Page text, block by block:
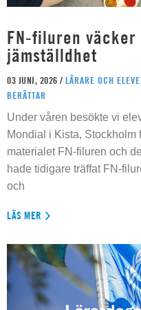
FN-filuren väcker
jämställdhet
03 JUNI, 2026 / LÄRARE OCH
BERÄTTAR
Under våren besökte vi
Mondial i Kista, Stockholm
materialet FN-filuren och
hade tidigare träffat FN-
och
LÄS MER